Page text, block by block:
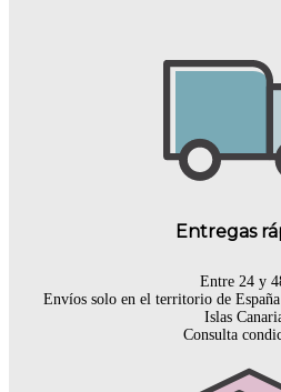
Entregas
Entre 24 y
Envíos solo en el territorio de
Islas
Consulta